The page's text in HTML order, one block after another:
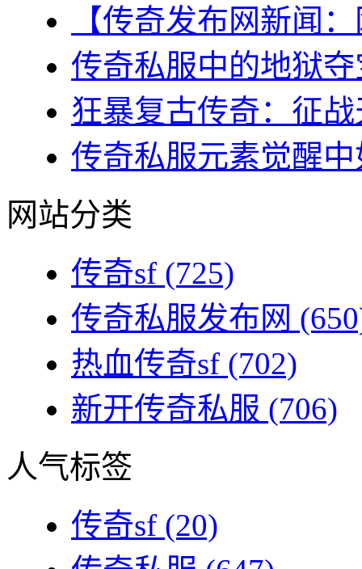
【传奇发布网新闻
传奇私服中的地狱
狂暴复古传奇：征
传奇私服元素觉醒
网站分类
传奇sf (725)
传奇私服发布网
热血传奇sf (702)
新开传奇私服 (706)
人气标签
传奇sf (20)